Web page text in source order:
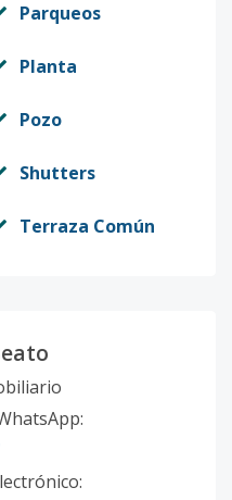
Parqueos
Planta
Pozo
Shutters
Terraza Común